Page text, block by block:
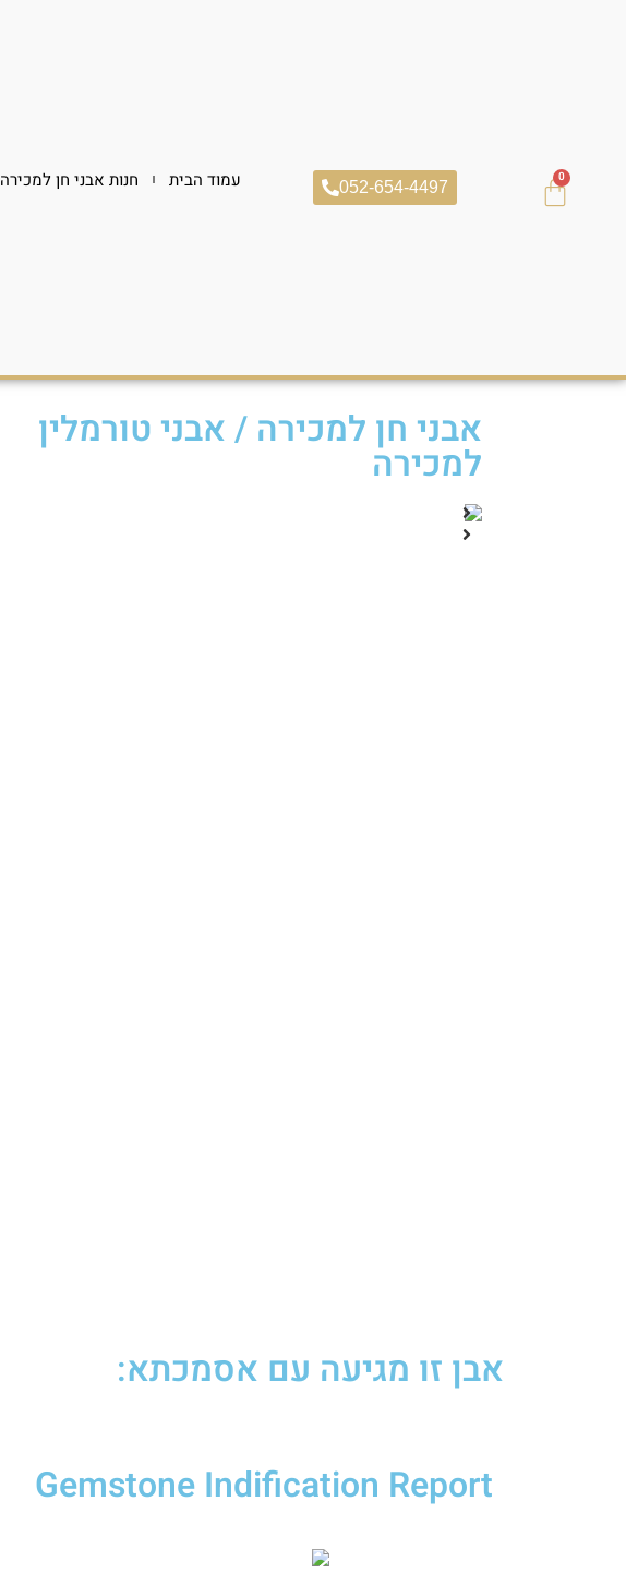
0
052-654-4497 עמוד הבית חנות אבני חן למכירה
אבני חן למכירה /אבני טורמלין
למכירה
אבן זו מגיעה עם אסמכתא:
Gemstone Indification Report